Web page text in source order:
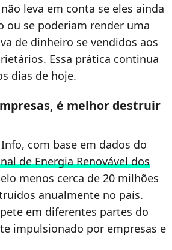
leva em conta se eles ainda
ou se poderiam render uma
de dinheiro se vendidos aos
Essa prática continua
dias de hoje.
é melhor destruir
com base em dados do
de Energia Renovável dos
menos cerca de 20 milhões
anualmente no país.
em diferentes partes do
impulsionado por empresas e